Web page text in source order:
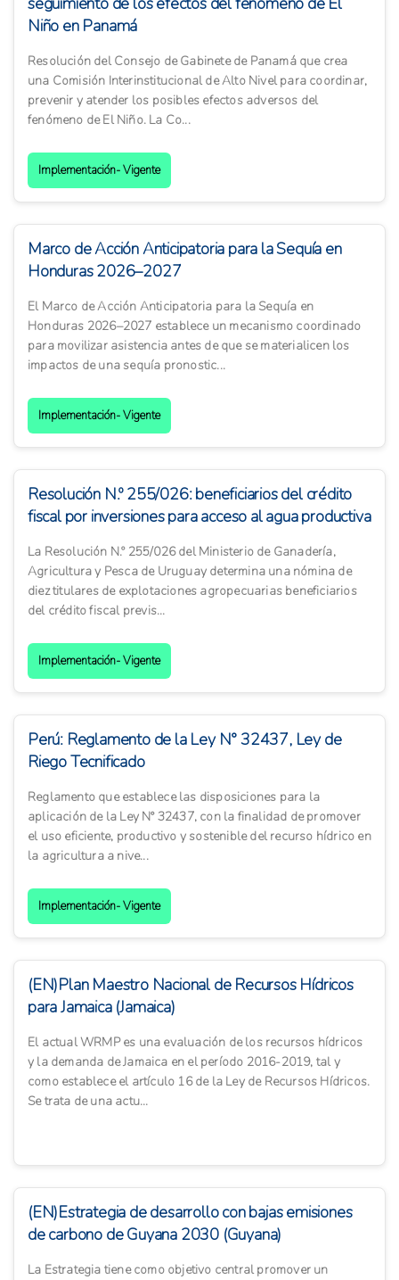
Niño en Panamá
Resolución del Consejo de Gabinete de Panamá que crea
una Comisión Interinstitucional de Alto Nivel para coordinar,
prevenir y atender los posibles efectos adversos del
fenómeno de El Niño. La Co...
Implementación- Vigente
Marco de Acción Anticipatoria para la Sequía en
Honduras 2026–2027
El Marco de Acción Anticipatoria para la Sequía en
Honduras 2026–2027 establece un mecanismo coordinado
para movilizar asistencia antes de que se materialicen los
impactos de una sequía pronostic...
Implementación- Vigente
Resolución N.º 255/026: beneficiarios del crédito
fiscal por inversiones para acceso al agua productiva
La Resolución N.º 255/026 del Ministerio de Ganadería,
Agricultura y Pesca de Uruguay determina una nómina de
diez titulares de explotaciones agropecuarias beneficiarios
del crédito fiscal previs...
Implementación- Vigente
Perú: Reglamento de la Ley N° 32437, Ley de
Riego Tecnificado
Reglamento que establece las disposiciones para la
aplicación de la Ley N° 32437, con la finalidad de promover
el uso eficiente, productivo y sostenible del recurso hídrico en
la agricultura a nive...
Implementación- Vigente
(EN)Plan Maestro Nacional de Recursos Hídricos
para Jamaica (Jamaica)
El actual WRMP es una evaluación de los recursos hídricos
y la demanda de Jamaica en el período 2016-2019, tal y
como establece el artículo 16 de la Ley de Recursos Hídricos.
Se trata de una actu...
(EN)Estrategia de desarrollo con bajas emisiones
de carbono de Guyana 2030 (Guyana)
La Estrategia tiene como objetivo central promover un